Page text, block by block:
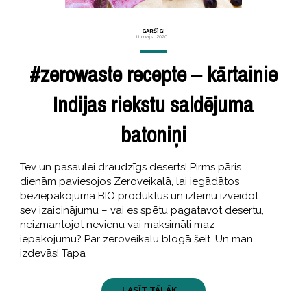
GARŠĪGI
11 maijs, 2020
#zerowaste recepte – kārtainie
Indijas riekstu saldējuma
batoniņi
Tev un pasaulei draudzīgs deserts! Pirms pāris
dienām paviesojos Zeroveikalā, lai iegādātos
beziepakojuma BIO produktus un izlēmu izveidot
sev izaicinājumu – vai es spētu pagatavot desertu,
neizmantojot nevienu vai maksimāli maz
iepakojumu? Par zeroveikalu blogā šeit. Un man
izdevās! Tapa